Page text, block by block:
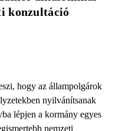
konzultáció
hogy az állampolgárok
nyilvánítsanak
lépjen a kormány egyes
nemzeti